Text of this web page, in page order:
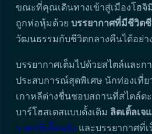
ขณะที่คุณเดินทางเข้าสู่เมืองโฮ
ถูกห่อหุ้มด้วยบรรยากาศที่มีชีวิต
วัฒนธรรมกับชีวิตกลางคืนได้อย่า
บรรยากาศเต็มไปด้วยสไตล์และก
ประสบการณ์สุดพิเศษ นักท่องเที่
เกาหลีต่างชื่นชอบสถานที่สไตล์ต
บาร์โฮสเตสแบบดั้งเดิม ลิตเติ้ลเจ
ราคาที่เอื้อมถึง และบรรยากาศที่